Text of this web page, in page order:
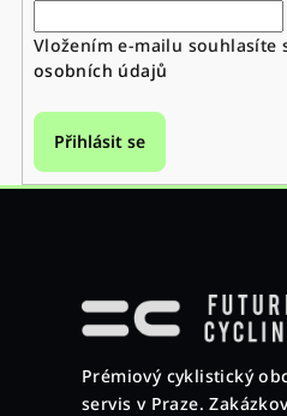
Vložením e-mailu souhlasíte
osobních údajů
Přihlásit se
Prémiový cyklistický
servis v Praze.